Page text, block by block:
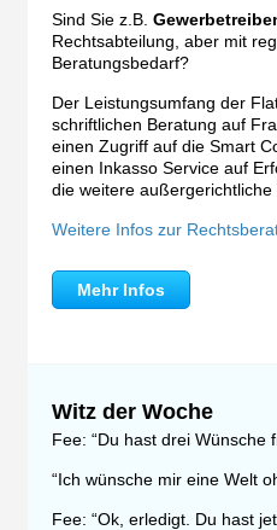
Sind Sie z.B.
Rechtsabteilung, aber mit
Beratungsbedarf?
Der Leistungsumfang der
schriftlichen Beratung auf
einen Zugriff auf die Smart
einen Inkasso Service auf
die weitere außergerichtliche
Weitere Infos zur
Mehr Infos
Witz der Woche
Fee: “Du hast drei Wünsche
“Ich wünsche mir eine Welt
Fee: “Ok, erledigt. Du hast